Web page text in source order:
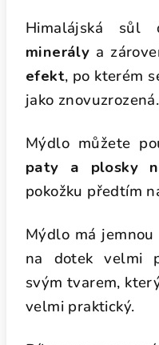
Himalájská sůl
minerály a
efekt, po kterém
jako znovuzrozená.
Mýdlo můžete
paty a plosky
pokožku předtím
Mýdlo má
na dotek velmi
svým tvarem,
velmi praktický.